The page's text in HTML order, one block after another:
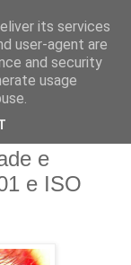
e
e ISO
its services
user-agent are
and security
usage